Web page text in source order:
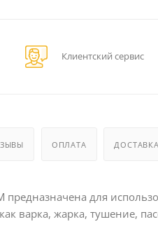
Клиентский сервис
ОПЛАТА ДОСТАВКА
предназначена для
варка, жарка, тушение,